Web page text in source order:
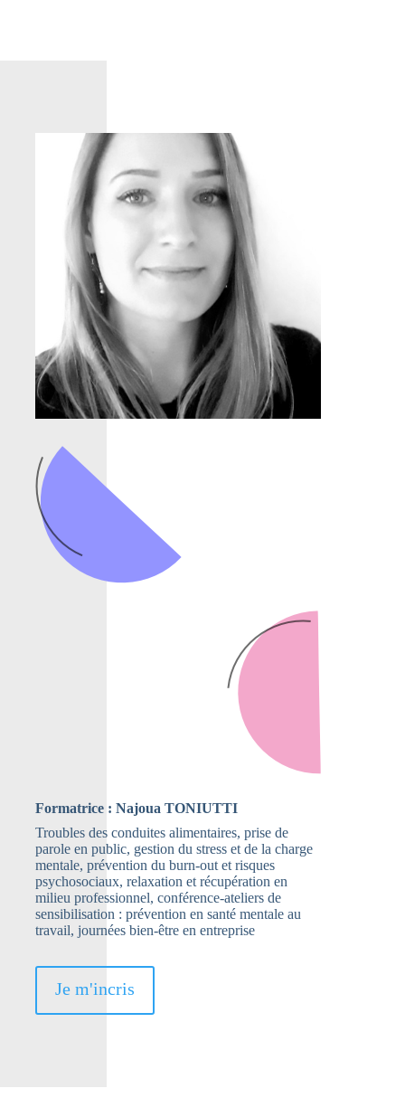
Formatrice : Najoua TONIUTTI
Troubles des conduites alimentaires, prise de
parole en public, gestion du stress et de la charge
mentale, prévention du burn-out et risques
psychosociaux, relaxation et récupération en
milieu professionnel, conférence-ateliers de
sensibilisation : prévention en santé mentale au
travail, journées bien-être en entreprise
Je m'incris